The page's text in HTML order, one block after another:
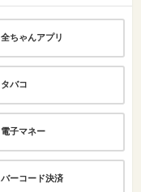
全ちゃんアプリ
タバコ
電子マネー
バーコード決済